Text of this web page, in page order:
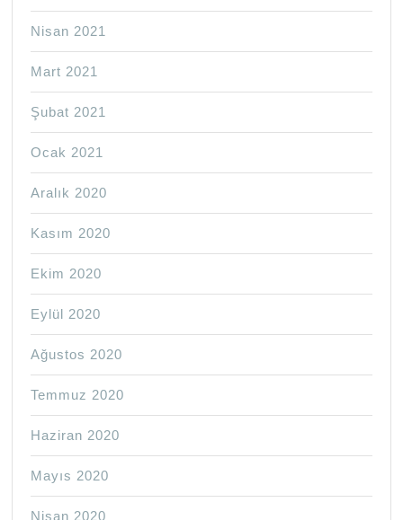
Nisan 2021
Mart 2021
Şubat 2021
Ocak 2021
Aralık 2020
Kasım 2020
Ekim 2020
Eylül 2020
Ağustos 2020
Temmuz 2020
Haziran 2020
Mayıs 2020
Nisan 2020